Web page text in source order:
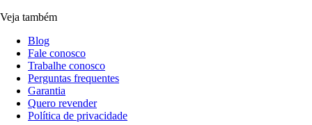
Veja também
Blog
Fale conosco
Trabalhe conosco
Perguntas frequentes
Garantia
Quero revender
Política de privacidade